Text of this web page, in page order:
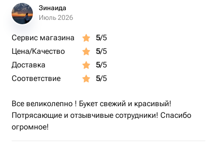
отличный выбор!
Зинаида
Июль 2026
Сервис магазина 5/5
Цена/Качество
5/5
Доставка
5/5
Соответствие
5/5
Все великолепно ! Букет свежий и красивый!
Потрясающие и отзывчивые сотрудники! Спасибо
огромное!